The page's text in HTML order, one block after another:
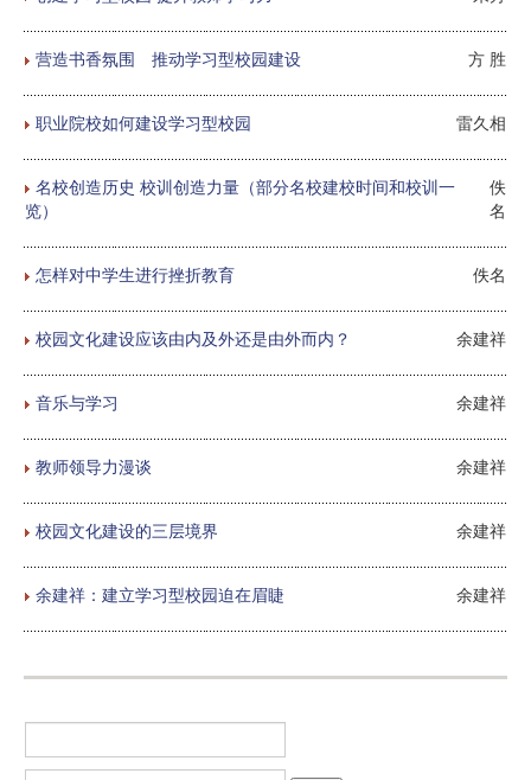
营造书香氛围 推动学习型校园建设 方 胜
职业院校如何建设学习型校园 雷久相
名校创造历史 校训创造力量（部分名校建校时间和校训一
览）
佚
名
怎样对中学生进行挫折教育 佚名
校园文化建设应该由内及外还是由外而内？ 余建祥
音乐与学习 余建祥
教师领导力漫谈 余建祥
校园文化建设的三层境界 余建祥
余建祥：建立学习型校园迫在眉睫 余建祥